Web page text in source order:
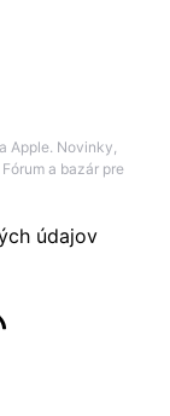
Apple. Novinky,
a bazár pre
údajov